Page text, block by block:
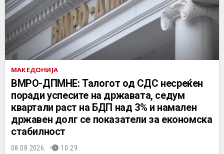
МАКЕДОНИЈА
ВМРО-ДПМНЕ: Талогот од СДС несреќен
поради успесите на државата, седум
квартали раст на БДП над 3% и намален
државен долг се показатели за економска
стабилност
08.08.2026. 10:29